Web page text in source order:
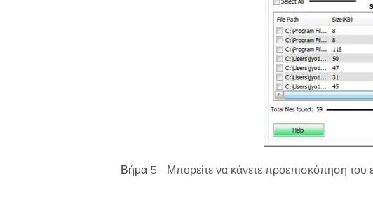
Βήμα 5 Μπορείτε να κάνετε προεπισκόπηση του